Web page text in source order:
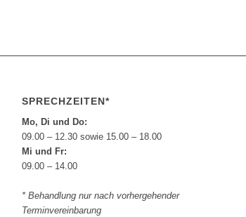
SPRECHZEITEN*
Mo, Di und Do:
09.00 – 12.30 sowie 15.00 – 18.00
Mi und Fr:
09.00 – 14.00
* Behandlung nur nach vorhergehender
Terminvereinbarung